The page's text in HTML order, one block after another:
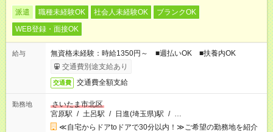
派遣 職種未経験OK 社会人未経験OK
ブランクOK
WEB登録・面接OK
給与
無資格未経験：時給1350円～ ■週払いOK ■扶養内OK
交通費別途支給あり
交通費 交通費全額支給
勤務地
さいたま市北区
宮原駅 / 土呂駅 / 日進(埼玉県)駅 / …
≪自宅からドアtoドアで30分以内！≫ご希望の勤務地を紹介